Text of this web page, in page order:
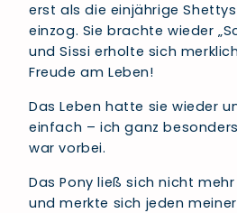
erst als die einjährige
einzog. Sie brachte wieder
und Sissi erholte sich
Freude am Leben!
Das Leben hatte sie wieder
einfach – ich ganz
war vorbei.
Das Pony ließ sich nicht
und merkte sich jeden